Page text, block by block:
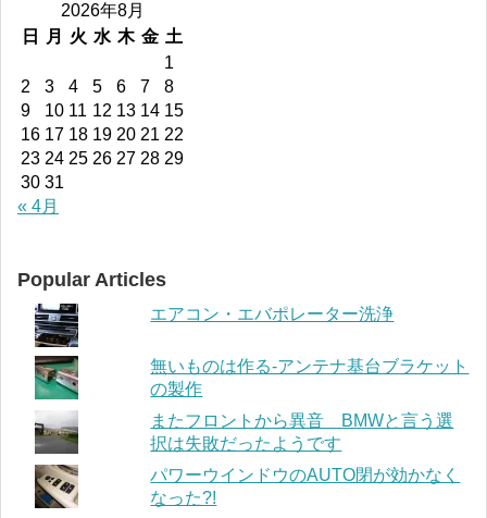
2026年8月
日
月 火 水 木 金 土
1
2
3 4 5 6 7
8
9
10 11 12 13 14 15
16 17 18 19 20 21 22
23 24 25 26 27 28 29
30 31
« 4月
Popular Articles
エアコン・エバポレーター洗浄
無いものは作る-アンテナ基台ブラケット
の製作
またフロントから異音 BMWと言う選
択は失敗だったようです
パワーウインドウのAUTO閉が効かなく
なった?!